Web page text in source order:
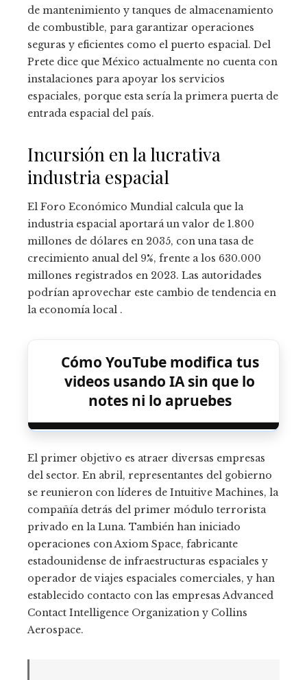
de mantenimiento y tanques de almacenamiento
de combustible, para garantizar operaciones
seguras y eficientes como el puerto espacial. Del
Prete dice que México actualmente no cuenta con
instalaciones para apoyar los servicios
espaciales, porque esta sería la primera puerta de
entrada espacial del país.
Incursión en la lucrativa
industria espacial
El Foro Económico Mundial calcula que la
industria espacial aportará un valor de 1.800
millones de dólares en 2035, con una tasa de
crecimiento anual del 9%, frente a los 630.000
millones registrados en 2023. Las autoridades
podrían aprovechar este cambio de tendencia en
la economía local .
Cómo YouTube modifica tus
videos usando IA sin que lo
notes ni lo apruebes
El primer objetivo es atraer diversas empresas
del sector. En abril, representantes del gobierno
se reunieron con líderes de Intuitive Machines, la
compañía detrás del primer módulo terrorista
privado en la Luna. También han iniciado
operaciones con Axiom Space, fabricante
estadounidense de infraestructuras espaciales y
operador de viajes espaciales comerciales, y han
establecido contacto con las empresas Advanced
Contact Intelligence Organization y Collins
Aerospace.